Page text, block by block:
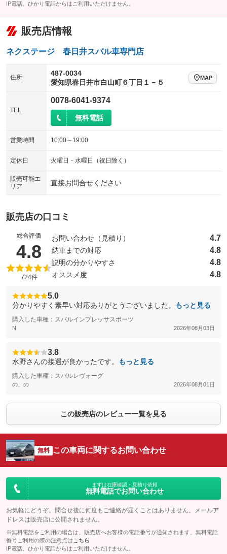
IP電話、ひかり電話からはご利用いただけません。
販売店情報
ネクステージ 春日井スバル車専門店
住所
487-0034
愛知県春日井市白山町６丁目１－５
MAP
TEL
0078-6041-9374
無料電話
営業時間 10:00～19:00
定休日 火曜日・水曜日（祝日除く）
販売可能エ
リア
直接お問合せください
販売店の口コミ
総合評価
4.8 （5点満点中）
724件
お問い合わせ（見積り） 4.7
納車までの対応 4.8
説明の分かりやすさ 4.8
オススメ度 4.8
5.0
分かりやすく素早い対応ありがとうございました。 もっと見る
購入した車種：スバルインプレッサスポーツ
N 2026年08月03日
3.8
水野さんの接遇が良かったです。 もっと見る
購入した車種：スバルレヴォーグ
の、の 2026年08月01日
この販売店のレビュー一覧を見る
無料 この車両に関するお問い合わせ
まずは在庫確認・見積り依頼
無料電話でお問い合わせ
お気軽にどうぞ。問合せ後に何度もご連絡が届くことはありません。メールア
ドレスは販売店に公開されません。
※無料電話をご利用の場合は、販売店へお客様の電話番号が通知されます。無料電話
番号ご利用の際の注意点は こちら
IP電話、ひかり電話からはご利用いただけません。